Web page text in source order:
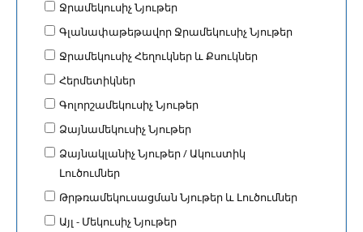
Ապակի, Հերմետիկներ
Ջրամեկուսիչ Նյութեր
Գլանափաթեթավոր Ջրամեկուսիչ Նյութեր
Ջրամեկուսիչ Հեղուկներ և Քսուկներ
Հերմետիկներ
Գոլորշամեկուսիչ Նյութեր
Ձայնամեկուսիչ Նյութեր
Ձայնակլանիչ Նյութեր / Ակուստիկ
Լուծումներ
Թրթռամեկուսացման Նյութեր և Լուծումներ
Այլ - Մեկուսիչ Նյութեր